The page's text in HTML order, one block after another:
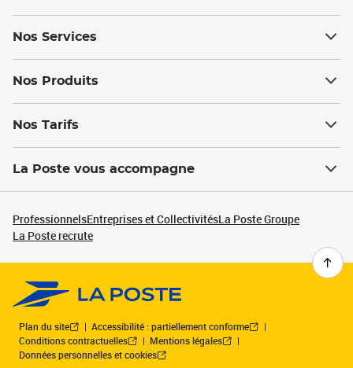
Nos Services
Nos Produits
Nos Tarifs
La Poste vous accompagne
ProfessionnelsEntreprises et CollectivitésLa Poste Groupe
La Poste recrute
Plan du site
Accessibilité : partiellement conforme
Conditions contractuelles
Mentions légales
Données personnelles et cookies